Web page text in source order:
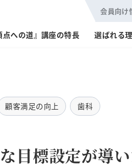
会員向け
点への道』講座の特長 選ばれる
顧客満足の向上 歯科
目標設定が導